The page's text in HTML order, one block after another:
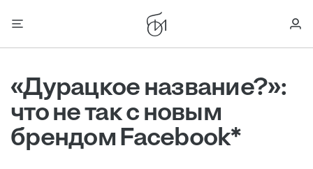
«Дурацкое название?»:
что не так с новым
брендом Facebook*